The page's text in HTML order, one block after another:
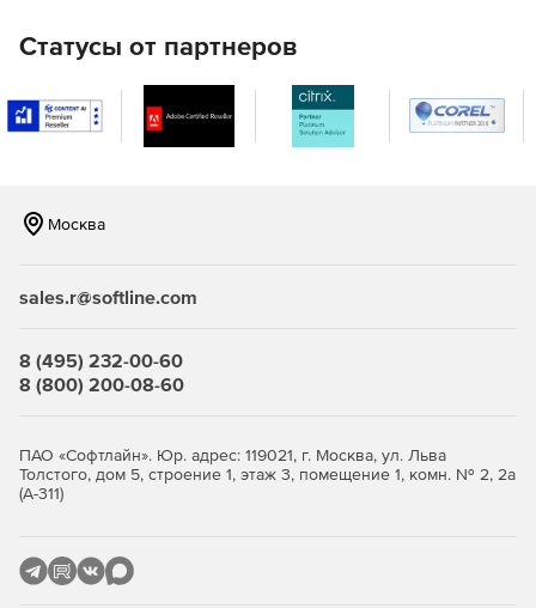
Статусы от партнеров
Москва
sales.r@softline.com
8 (495) 232-00-60
8 (800) 200-08-60
ПАО «Софтлайн». Юр. адрес: 119021, г. Москва, ул. Льва
Толстого, дом 5, строение 1, этаж 3, помещение 1, комн. № 2, 2а
(А-311)